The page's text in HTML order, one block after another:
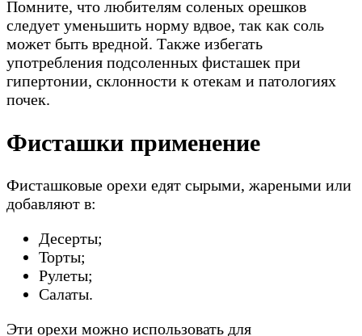
Помните, что любителям соленых орешков
следует уменьшить норму вдвое, так как соль
может быть вредной. Также избегать
употребления подсоленных фисташек при
гипертонии, склонности к отекам и патологиях
почек.
Фисташки применение
Фисташковые орехи едят сырыми, жареными или
добавляют в:
Десерты;
Торты;
Рулеты;
Салаты.
Эти орехи можно использовать для